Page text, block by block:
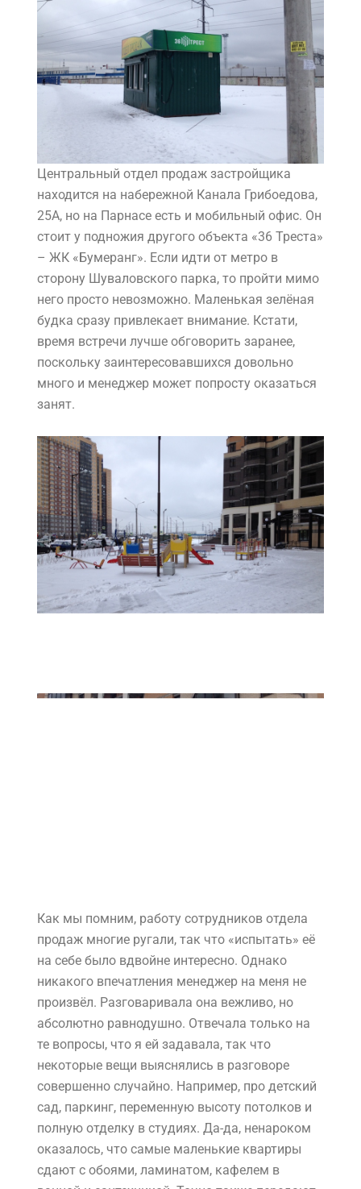
Центральный отдел продаж застройщика
находится на набережной Канала Грибоедова,
25А, но на Парнасе есть и мобильный офис. Он
стоит у подножия другого объекта «36 Треста»
– ЖК «Бумеранг». Если идти от метро в
сторону Шуваловского парка, то пройти мимо
него просто невозможно. Маленькая зелёная
будка сразу привлекает внимание. Кстати,
время встречи лучше обговорить заранее,
поскольку заинтересовавшихся довольно
много и менеджер может попросту оказаться
занят.
Как мы помним, работу сотрудников отдела
продаж многие ругали, так что «испытать» её
на себе было вдвойне интересно. Однако
никакого впечатления менеджер на меня не
произвёл. Разговаривала она вежливо, но
абсолютно равнодушно. Отвечала только на
те вопросы, что я ей задавала, так что
некоторые вещи выяснялись в разговоре
совершенно случайно. Например, про детский
сад, паркинг, переменную высоту потолков и
полную отделку в студиях. Да-да, ненароком
оказалось, что самые маленькие квартиры
сдают с обоями, ламинатом, кафелем в